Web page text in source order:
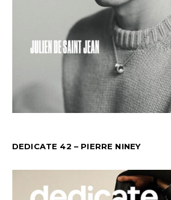
DEDICATE 42 – PIERRE NINEY